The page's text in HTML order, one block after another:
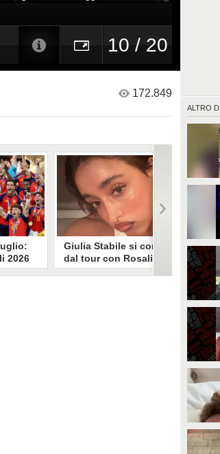
10 / 20
ALTRO DI
172.849
2026
Giulia Stabile si confessa
dal tour con Rosalia: "Non
sono stata bene, costretta
ballo di Rosalia, Giulia Stabile si è
lasciata andare a una confessione